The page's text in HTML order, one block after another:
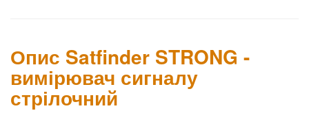
Опис Satfinder STRONG -
вимірювач сигналу
стрілочний